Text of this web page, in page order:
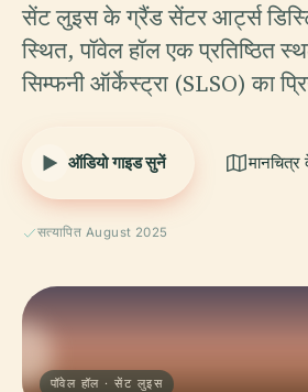
सेंट लुइस के ग्रैंड सेंटर आर्ट्स
स्थित, पॉवेल हॉल एक प्रतिष्ठित
सिम्फनी ऑर्केस्ट्रा (SLSO) का
ऑडियो गाइड सुनें
सत्यापित August 2025
पॉवेल हॉल · सेंट लुइस